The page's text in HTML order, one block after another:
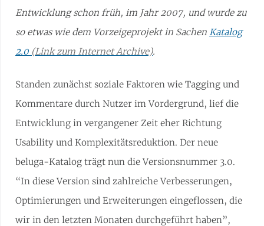
Entwicklung schon früh, im Jahr 2007, und wurde zu
so etwas wie dem Vorzeigeprojekt in Sachen Katalog
2.0
.
Standen zunächst soziale Faktoren wie Tagging und
Kommentare durch Nutzer im Vordergrund, lief die
Entwicklung in vergangener Zeit eher Richtung
Usability und Komplexitätsreduktion. Der neue
beluga-Katalog trägt nun die Versionsnummer 3.0.
“In diese Version sind zahlreiche Verbesserungen,
Optimierungen und Erweiterungen eingeflossen, die
wir in den letzten Monaten durchgeführt haben”,